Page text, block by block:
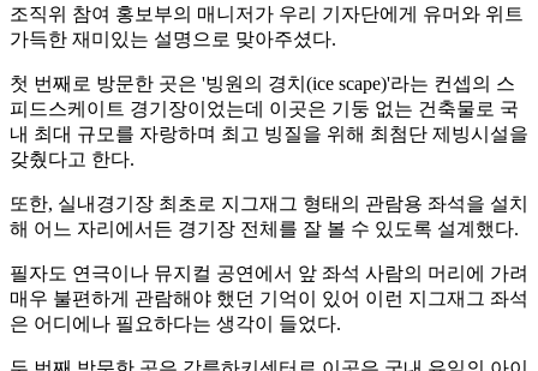
조직위 참여 홍보부의 매니저가 우리 기자단에게 유머와 위트
가득한 재미있는 설명으로 맞아주셨다.
첫 번째로 방문한 곳은 '빙원의 경치(ice scape)'라는 컨셉의 스
피드스케이트 경기장이었는데 이곳은 기둥 없는 건축물로 국
내 최대 규모를 자랑하며 최고 빙질을 위해 최첨단 제빙시설을
갖췄다고 한다.
또한, 실내경기장 최초로 지그재그 형태의 관람용 좌석을 설치
해 어느 자리에서든 경기장 전체를 잘 볼 수 있도록 설계했다.
필자도 연극이나 뮤지컬 공연에서 앞 좌석 사람의 머리에 가려
매우 불편하게 관람해야 했던 기억이 있어 이런 지그재그 좌석
은 어디에나 필요하다는 생각이 들었다.